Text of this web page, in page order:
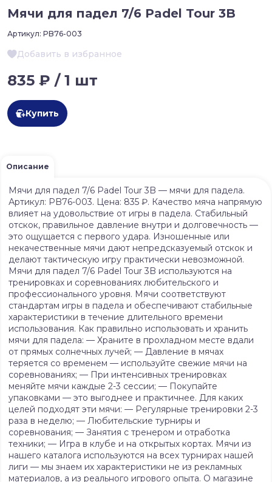
Мячи для падел 7/6 Padel Tour 3B
Артикул: PB76-003
Добавить в избранное
835 ₽ / 1 шт
Купить
Описание
Мячи для падел 7/6 Padel Tour 3B — мячи для падела.
Артикул: PB76-003. Цена: 835 ₽. Качество мяча напрямую
влияет на удовольствие от игры в падела. Стабильный
отскок, правильное давление внутри и долговечность —
это ощущается с первого удара. Изношенные или
некачественные мячи дают непредсказуемый отскок и
делают тактическую игру практически невозможной.
Мячи для падел 7/6 Padel Tour 3B используются на
тренировках и соревнованиях любительского и
профессионального уровня. Мячи соответствуют
стандартам игры в падела и обеспечивают стабильные
характеристики в течение длительного времени
использования. Как правильно использовать и хранить
мячи для падела: — Храните в прохладном месте вдали
от прямых солнечных лучей; — Давление в мячах
теряется со временем — используйте свежие мячи на
соревнованиях; — При интенсивных тренировках
меняйте мячи каждые 2-3 сессии; — Покупайте
упаковками — это выгоднее и практичнее. Для каких
целей подходят эти мячи: — Регулярные тренировки 2-3
раза в неделю; — Любительские турниры и
соревнования; — Занятия с тренером и отработка
техники; — Игра в клубе и на открытых кортах. Мячи из
нашего каталога используются на всех турнирах нашей
лиги — мы знаем их характеристики не из рекламных
материалов, а из реального игрового опыта. О магазине